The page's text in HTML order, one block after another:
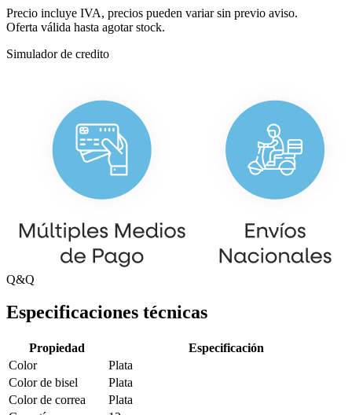
Precio incluye IVA, precios pueden variar sin previo aviso.
Oferta válida hasta agotar stock.
Simulador de credito
Q&Q
Especificaciones técnicas
Propiedad
Especificación
Color
Plata
Color de bisel
Plata
Color de correa
Plata